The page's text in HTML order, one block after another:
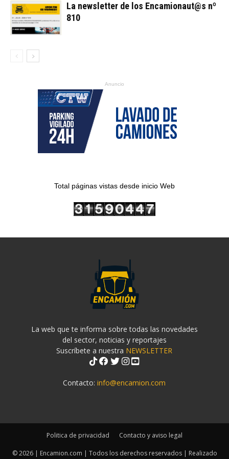
La newsletter de los Encamionaut@s nº
810
Anuncio
Total páginas vistas desde inicio Web
La web que te informa sobre todas las novedades
del sector, noticias y reportajes
Suscríbete a nuestra NEWSLETTER
Contacto:info@encamion.com
Politica de privacidad Contacto y aviso legal
© 2026 | Encamion.com | Todos los derechos reservados | Realizado